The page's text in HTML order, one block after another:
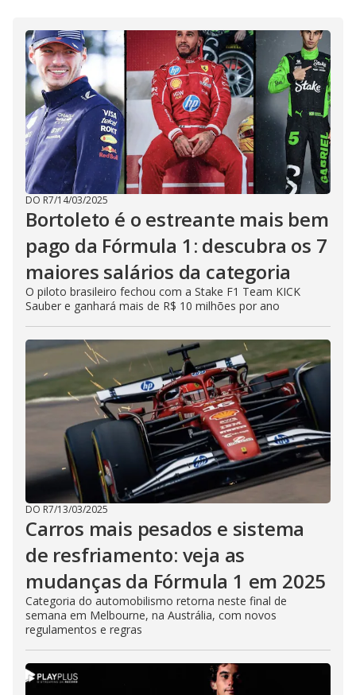
DO R7/14/03/2025
Bortoleto é o estreante mais bem
pago da Fórmula 1: descubra os 7
maiores salários da categoria
O piloto brasileiro fechou com a Stake F1 Team KICK
Sauber e ganhará mais de R$ 10 milhões por ano
DO R7/13/03/2025
Carros mais pesados e sistema
de resfriamento: veja as
mudanças da Fórmula 1 em 2025
Categoria do automobilismo retorna neste final de
semana em Melbourne, na Austrália, com novos
regulamentos e regras